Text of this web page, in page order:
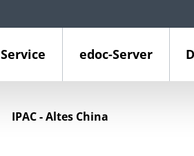
Service edoc-Server
IPAC - Altes China